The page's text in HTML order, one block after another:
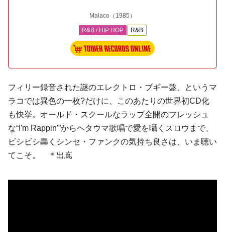
Malaco （1985）
R&B / HIP HOP R&B
フィリー録音された謎のエレクトロ・ブギー盤、というマ
ラコでは異色の一枚?だけに、このあたりの世界初CD化
も快挙。オールド・スクールなラップ全開のフレッシュ
な“I'm Rappin'”からヘタウマ歌唱で愛を囁くスロウまで、
ビシビシ轟くシンセ・ファンクの気持ち良さは、いま聴い
てこそ。 ＊出嶌